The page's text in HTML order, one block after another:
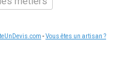
-Vous êtes un artisan ?